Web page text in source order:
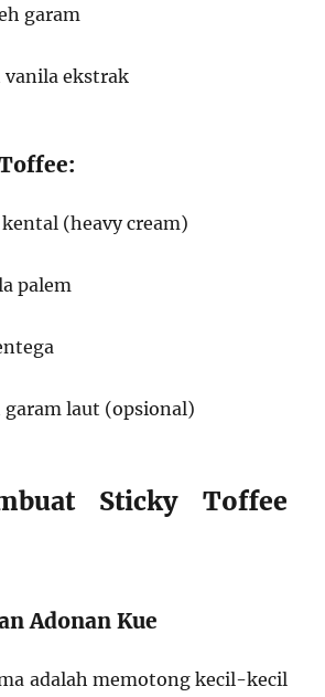
garam
vanila ekstrak
(heavy cream)
palem
garam laut (opsional)
Sticky Toffee
Adonan Kue
adalah memotong kecil-kecil